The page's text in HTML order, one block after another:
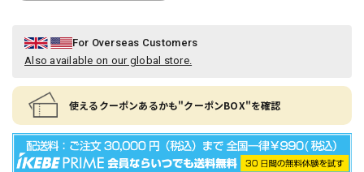
For Overseas Customers
Also available on our global store.
使えるクーポンあるかも"クーポンBOX"を確認